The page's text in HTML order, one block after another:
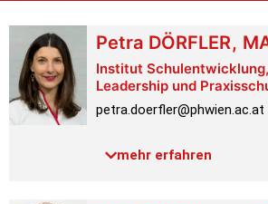
Petra DÖRFLER,
Institut Schulentwicklung,
Leadership und
petra.doerfler@phwien.ac.at
Link PH-Online
mehr erfahren